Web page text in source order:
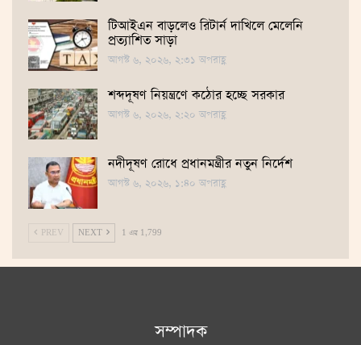
টিআইএন বাড়লেও রিটার্ন দাখিলে মেলেনি
প্রত্যাশিত সাড়া
আগস্ট ৬, ২০২৬, ২:৩১ অপরাহ্ণ
শব্দদূষণ নিয়ন্ত্রণে কঠোর হচ্ছে সরকার
আগস্ট ৬, ২০২৬, ২:২০ অপরাহ্ণ
নদীদূষণ রোধে প্রধানমন্ত্রীর নতুন নির্দেশ
আগস্ট ৬, ২০২৬, ১:৪০ অপরাহ্ণ
PREV NEXT 1 এর 1,799
সম্পাদক